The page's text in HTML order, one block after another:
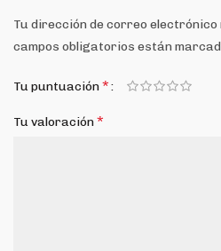
Tu dirección de correo
campos obligatorios están
Tu puntuación*
Tu valoración*